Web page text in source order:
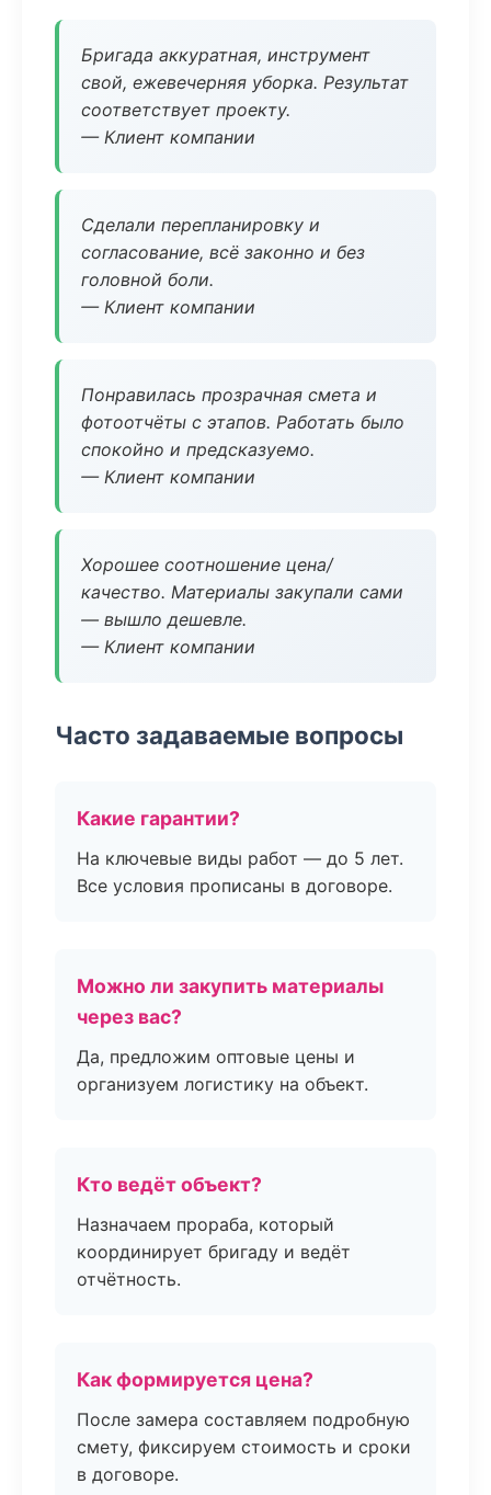
Бригада аккуратная, инструмент
свой, ежевечерняя уборка. Результат
соответствует проекту.
— Клиент компании
Сделали перепланировку и
согласование, всё законно и без
головной боли.
— Клиент компании
Понравилась прозрачная смета и
фотоотчёты с этапов. Работать было
спокойно и предсказуемо.
— Клиент компании
Хорошее соотношение цена/
качество. Материалы закупали сами
— вышло дешевле.
— Клиент компании
Часто задаваемые вопросы
Какие гарантии?
На ключевые виды работ — до 5 лет.
Все условия прописаны в договоре.
Можно ли закупить материалы
через вас?
Да, предложим оптовые цены и
организуем логистику на объект.
Кто ведёт объект?
Назначаем прораба, который
координирует бригаду и ведёт
отчётность.
Как формируется цена?
После замера составляем подробную
смету, фиксируем стоимость и сроки
в договоре.